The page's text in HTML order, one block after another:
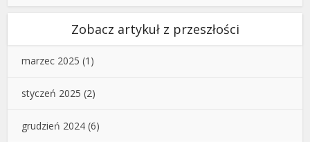
Zobacz artykuł z przeszłości
marzec 2025 (1)
styczeń 2025 (2)
grudzień 2024 (6)